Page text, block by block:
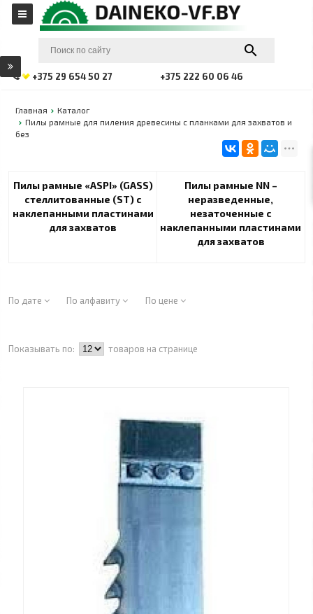
+375 29 654 50 27 +375 222 60 06 46
Главная
Каталог
Пилы рамные для пиления древесины с планками для захватов и
без
Пилы рамные «ASPI» (GASS)
стеллитованные (ST) с
наклепанными пластинами
для захватов
Пилы рамные NN –
неразведенные,
незаточенные с
наклепанными пластинами
для захватов
По дате По алфавиту По цене
Показывать по: товаров на странице